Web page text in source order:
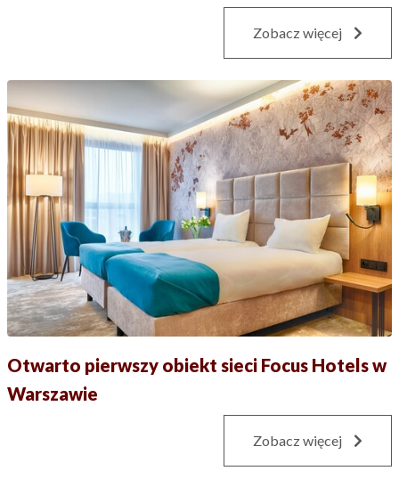
Zobacz więcej
Otwarto pierwszy obiekt sieci Focus Hotels w
Warszawie
Zobacz więcej